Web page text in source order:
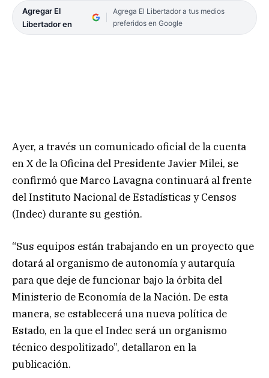
Agregar El
Libertador en
Agrega El Libertador a tus medios
preferidos en Google
Ayer, a través un comunicado oficial de la cuenta
en X de la Oficina del Presidente Javier Milei, se
confirmó queMarco Lavagna continuará al frente
del Instituto Nacional de Estadísticas y Censos
(Indec) durante su gestión.
“Sus equipos están trabajando en un proyecto que
dotará al organismo de autonomía y autarquía
para que deje de funcionar bajo la órbita del
Ministerio de Economía de la Nación. De esta
manera, se establecerá una nueva política de
Estado, en la que el Indec será un organismo
técnico despolitizado”, detallaron en la
publicación.